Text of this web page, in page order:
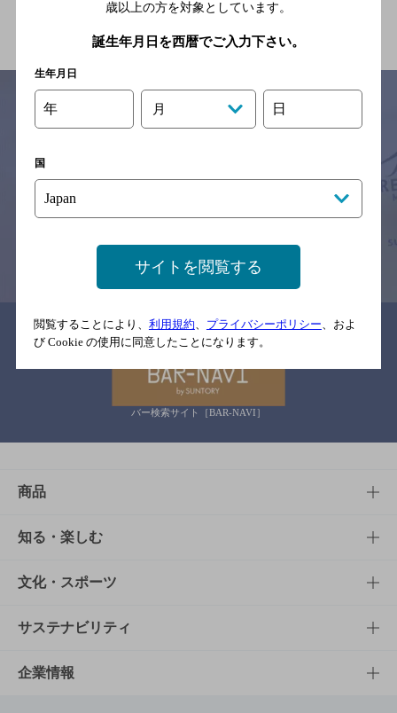
関連ページ
※それぞれのお店のメニューや営業時間などの掲載情報については、
念のためお店にご確認の上ご来店くださいますようお願い申し上げま
す。
関連リンク
バー検索サイト［BAR-NAVI］
商品
商品TOP
商品一覧
商品発売情報
栄養成分一覧
知る・楽しむ
知る・楽しむTOP
キャンペーン
工場見学
文化・スポーツ
文化・スポーツTOP
サントリーホール
サステナビリティ
サステナビリティTOP
企業情報
歳以上の方を対象としています。
誕生年月日を西暦でご入力下さい。
生年月日
年 月 日
国
サイトを閲覧する
閲覧することにより、 利用規約、 プライバシーポリシー、およ
び Cookie の使用に同意したことになります。